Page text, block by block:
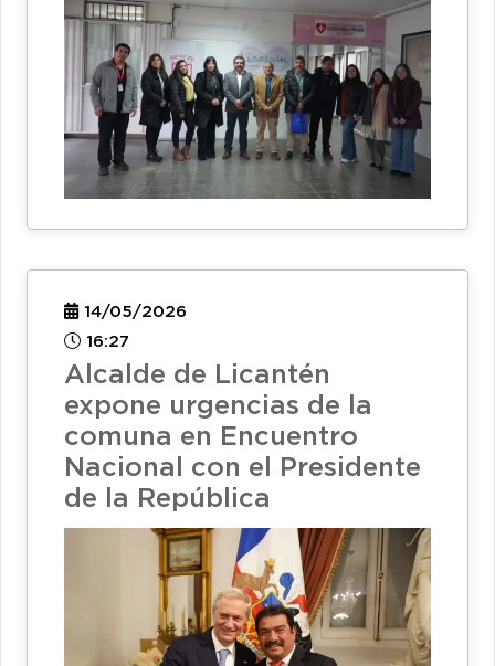
14/05/2026
16:27
Alcalde de Licantén
expone urgencias de la
comuna en Encuentro
Nacional con el Presidente
de la República